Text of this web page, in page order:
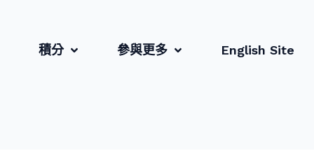
積分 參與更多 English Site